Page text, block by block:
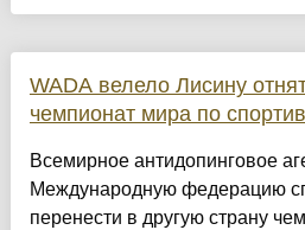
WADA велело Лисину
чемпионат мира по
Всемирное антидопинговое
Международную федерацию
перенести в другую страну